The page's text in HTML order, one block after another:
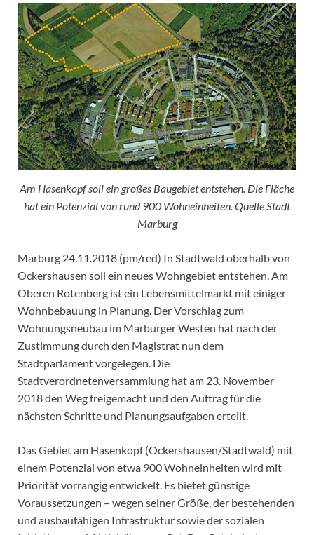
Am Hasenkopf soll ein großes Baugebiet entstehen. Die Fläche
hat ein Potenzial von rund 900 Wohneinheiten. Quelle Stadt
Marburg
Marburg 24.11.2018 (pm/red) In Stadtwald oberhalb von
Ockershausen soll ein neues Wohngebiet entstehen. Am
Oberen Rotenberg ist ein Lebensmittelmarkt mit einiger
Wohnbebauung in Planung. Der Vorschlag zum
Wohnungsneubau im Marburger Westen hat nach der
Zustimmung durch den Magistrat nun dem
Stadtparlament vorgelegen. Die
Stadtverordnetenversammlung hat am 23. November
2018 den Weg freigemacht und den Auftrag für die
nächsten Schritte und Planungsaufgaben erteilt.
Das Gebiet am Hasenkopf (Ockershausen/Stadtwald) mit
einem Potenzial von etwa 900 Wohneinheiten wird mit
Priorität vorrangig entwickelt. Es bietet günstige
Voraussetzungen – wegen seiner Größe, der bestehenden
und ausbaufähigen Infrastruktur sowie der sozialen